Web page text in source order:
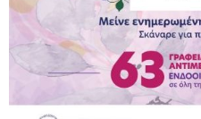
Καλούμε Άμεσα την